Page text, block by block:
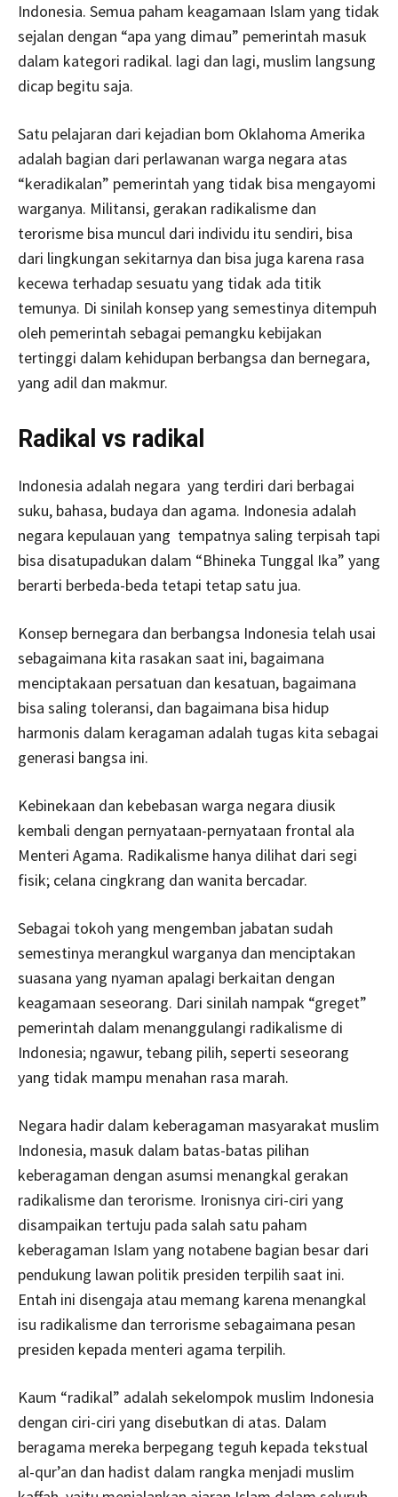
Indonesia. Semua paham keagamaan Islam yang tidak
sejalan dengan “apa yang dimau” pemerintah masuk
dalam kategori radikal. lagi dan lagi, muslim langsung
dicap begitu saja.
Satu pelajaran dari kejadian bom Oklahoma Amerika
adalah bagian dari perlawanan warga negara atas
“keradikalan” pemerintah yang tidak bisa mengayomi
warganya. Militansi, gerakan radikalisme dan
terorisme bisa muncul dari individu itu sendiri, bisa
dari lingkungan sekitarnya dan bisa juga karena rasa
kecewa terhadap sesuatu yang tidak ada titik
temunya. Di sinilah konsep yang semestinya ditempuh
oleh pemerintah sebagai pemangku kebijakan
tertinggi dalam kehidupan berbangsa dan bernegara,
yang adil dan makmur.
Radikal vs radikal
Indonesia adalah negara yang terdiri dari berbagai
suku, bahasa, budaya dan agama. Indonesia adalah
negara kepulauan yang tempatnya saling terpisah tapi
bisa disatupadukan dalam “Bhineka Tunggal Ika” yang
berarti berbeda-beda tetapi tetap satu jua.
Konsep bernegara dan berbangsa Indonesia telah usai
sebagaimana kita rasakan saat ini, bagaimana
menciptakaan persatuan dan kesatuan, bagaimana
bisa saling toleransi, dan bagaimana bisa hidup
harmonis dalam keragaman adalah tugas kita sebagai
generasi bangsa ini.
Kebinekaan dan kebebasan warga negara diusik
kembali dengan pernyataan-pernyataan frontal ala
Menteri Agama. Radikalisme hanya dilihat dari segi
fisik; celana cingkrang dan wanita bercadar.
Sebagai tokoh yang mengemban jabatan sudah
semestinya merangkul warganya dan menciptakan
suasana yang nyaman apalagi berkaitan dengan
keagamaan seseorang. Dari sinilah nampak “greget”
pemerintah dalam menanggulangi radikalisme di
Indonesia; ngawur, tebang pilih, seperti seseorang
yang tidak mampu menahan rasa marah.
Negara hadir dalam keberagaman masyarakat muslim
Indonesia, masuk dalam batas-batas pilihan
keberagaman dengan asumsi menangkal gerakan
radikalisme dan terorisme. Ironisnya ciri-ciri yang
disampaikan tertuju pada salah satu paham
keberagaman Islam yang notabene bagian besar dari
pendukung lawan politik presiden terpilih saat ini.
Entah ini disengaja atau memang karena menangkal
isu radikalisme dan terrorisme sebagaimana pesan
presiden kepada menteri agama terpilih.
Kaum “radikal” adalah sekelompok muslim Indonesia
dengan ciri-ciri yang disebutkan di atas. Dalam
beragama mereka berpegang teguh kepada tekstual
al-qur’an dan hadist dalam rangka menjadi muslim